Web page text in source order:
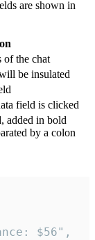
are shown in
of the chat
be insulated
field is clicked
added in bold
by a colon
$56",